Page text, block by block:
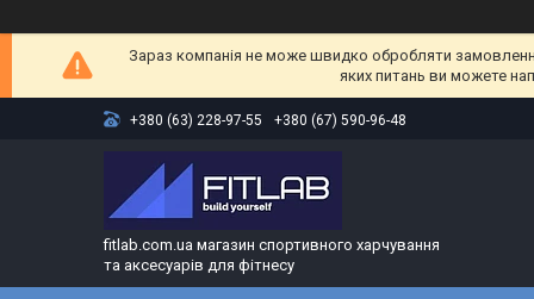
Зараз компанія не може швидко обробляти
яких питань ви можете
+380 (63) 228-97-55 +380 (67) 590-96-48
fitlab.com.ua магазин спортивного харчування
та аксесуарів для фітнесу